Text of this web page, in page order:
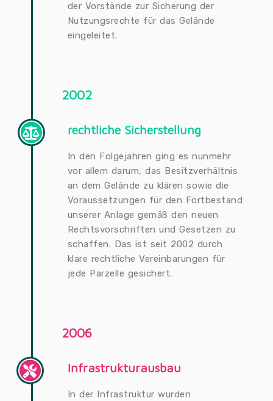
der Vorstände zur Sicherung der
Nutzungsrechte für das Gelände
eingeleitet.
2002
rechtliche Sicherstellung
In den Folgejahren ging es nunmehr
vor allem darum, das Besitzverhältnis
an dem Gelände zu klären sowie die
Voraussetzungen für den Fortbestand
unserer Anlage gemäß den neuen
Rechtsvorschriften und Gesetzen zu
schaffen. Das ist seit 2002 durch
klare rechtliche Vereinbarungen für
jede Parzelle gesichert.
2006
Infrastrukturausbau
In der Infrastruktur wurden